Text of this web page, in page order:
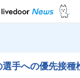
手への優先接種